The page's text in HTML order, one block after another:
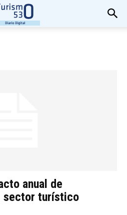
anual de
sector turístico